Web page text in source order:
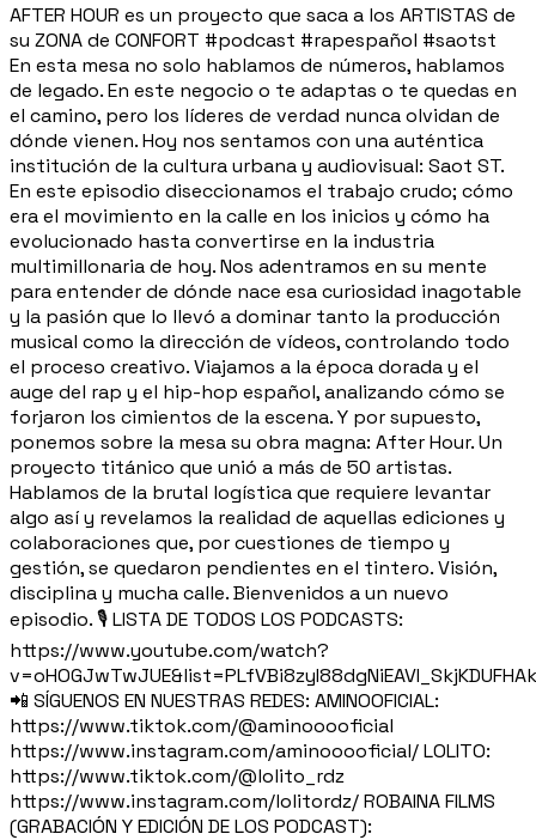
AFTER HOUR es un proyecto que saca a los ARTISTAS de
su ZONA de CONFORT #podcast #rapespañol #saotst
En esta mesa no solo hablamos de números, hablamos
de legado. En este negocio o te adaptas o te quedas en
el camino, pero los líderes de verdad nunca olvidan de
dónde vienen. Hoy nos sentamos con una auténtica
institución de la cultura urbana y audiovisual: Saot ST.
En este episodio diseccionamos el trabajo crudo; cómo
era el movimiento en la calle en los inicios y cómo ha
evolucionado hasta convertirse en la industria
multimillonaria de hoy. Nos adentramos en su mente
para entender de dónde nace esa curiosidad inagotable
y la pasión que lo llevó a dominar tanto la producción
musical como la dirección de vídeos, controlando todo
el proceso creativo. Viajamos a la época dorada y el
auge del rap y el hip-hop español, analizando cómo se
forjaron los cimientos de la escena. Y por supuesto,
ponemos sobre la mesa su obra magna: After Hour. Un
proyecto titánico que unió a más de 50 artistas.
Hablamos de la brutal logística que requiere levantar
algo así y revelamos la realidad de aquellas ediciones y
colaboraciones que, por cuestiones de tiempo y
gestión, se quedaron pendientes en el tintero. Visión,
disciplina y mucha calle. Bienvenidos a un nuevo
episodio. 🎙️ LISTA DE TODOS LOS PODCASTS:
https://www.youtube.com/watch?
📲 SÍGUENOS EN NUESTRAS REDES: AMINOOFICIAL:
https://www.tiktok.com/@aminooooficial
https://www.instagram.com/aminooooficial/ LOLITO:
https://www.tiktok.com/@lolito_rdz
https://www.instagram.com/lolitordz/ ROBAINA FILMS
(GRABACIÓN Y EDICIÓN DE LOS PODCAST):